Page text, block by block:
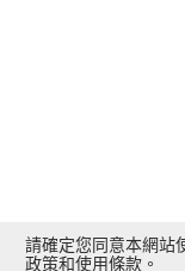
請確定您同意本網站
政策和使用條款 。